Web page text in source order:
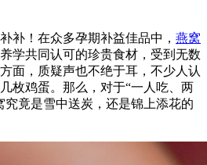
补！在众多孕期补益佳品中， 燕窝
学共同认可的珍贵食材，受到无数
面，质疑声也不绝于耳，不少人认
枚鸡蛋。那么，对于“一人吃、两
究竟是雪中送炭，还是锦上添花的